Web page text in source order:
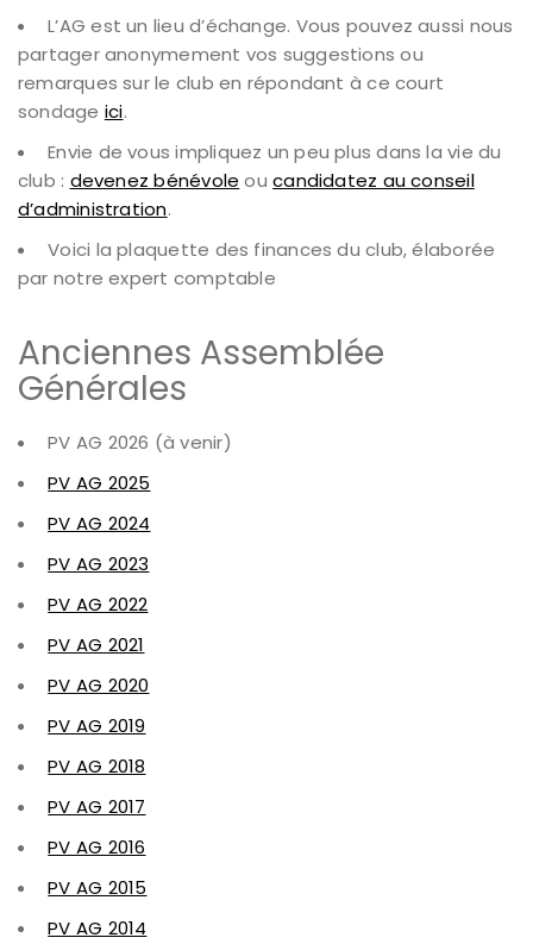
L’AG est un lieu d’échange. Vous pouvez aussi nous
partager anonymement vos suggestions ou
remarques sur le club en répondant à ce court
sondage ici.
Envie de vous impliquez un peu plus dans la vie du
club : devenez bénévole oucandidatez au conseil
d’administration.
Voici la plaquette des finances du club, élaborée
par notre expert comptable
Anciennes Assemblée
Générales
PV AG 2026 (à venir)
PV AG 2025
PV AG 2024
PV AG 2023
PV AG 2022
PV AG 2021
PV AG 2020
PV AG 2019
PV AG 2018
PV AG 2017
PV AG 2016
PV AG 2015
PV AG 2014